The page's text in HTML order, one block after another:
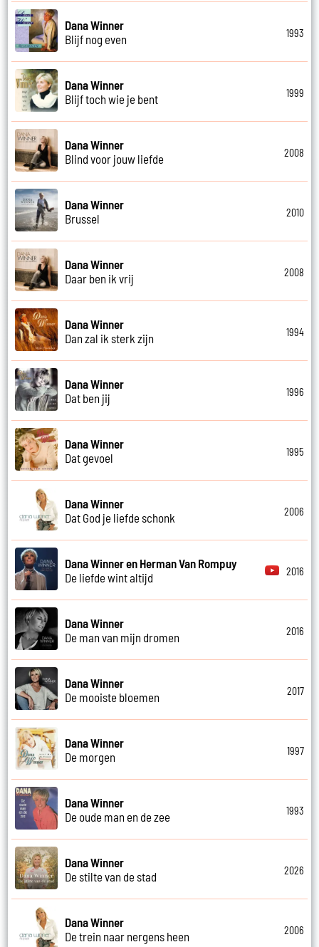
Dana Winner
Blijf nog even
1993
Dana Winner
Blijf toch wie je bent
1999
Dana Winner
Blind voor jouw liefde
2008
Dana Winner
Brussel
2010
Dana Winner
Daar ben ik vrij
2008
Dana Winner
Dan zal ik sterk zijn
1994
Dana Winner
Dat ben jij
1996
Dana Winner
Dat gevoel
1995
Dana Winner
Dat God je liefde schonk
2006
Dana Winner en Herman Van Rompuy
De liefde wint altijd
2016
Dana Winner
De man van mijn dromen
2016
Dana Winner
De mooiste bloemen
2017
Dana Winner
De morgen
1997
Dana Winner
De oude man en de zee
1993
Dana Winner
De stilte van de stad
2026
Dana Winner
De trein naar nergens heen
2006